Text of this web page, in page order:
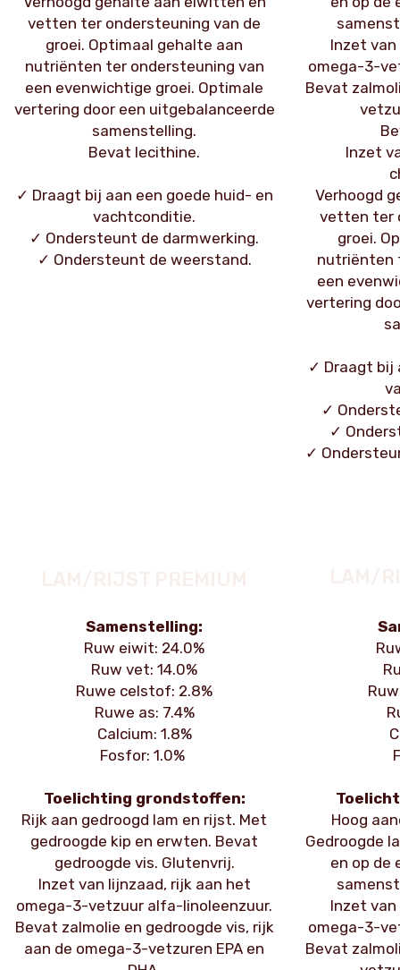
vetten ter ondersteuning van de
groei. Optimaal gehalte aan
nutriënten ter ondersteuning van
een evenwichtige groei. Optimale
vertering door een uitgebalanceerde
samenstelling.
Bevat lecithine.
✓ Draagt bij aan een goede huid- en
vachtconditie.
✓ Ondersteunt de darmwerking.
✓ Ondersteunt de weerstand.
Inzet
omega-3-
Bevat
Inzet
Verhoogd
vetten ter
groei.
nutriënten
een
vertering
✓ Draagt bij
✓
✓
✓
Samenstelling:
Ruw eiwit: 24.0%
Ruw vet: 14.0%
Ruwe celstof: 2.8%
Ruwe as: 7.4%
Calcium: 1.8%
Fosfor: 1.0%
Toelichting grondstoffen:
Rijk aan gedroogd lam en rijst. Met
gedroogde kip en erwten. Bevat
gedroogde vis. Glutenvrij.
Inzet van lijnzaad, rijk aan het
omega-3-vetzuur alfa-linoleenzuur.
Bevat zalmolie en gedroogde vis, rijk
aan de omega-3-vetzuren EPA en
Hoog
Gedroogde
en op de
Inzet
omega-3-
Bevat